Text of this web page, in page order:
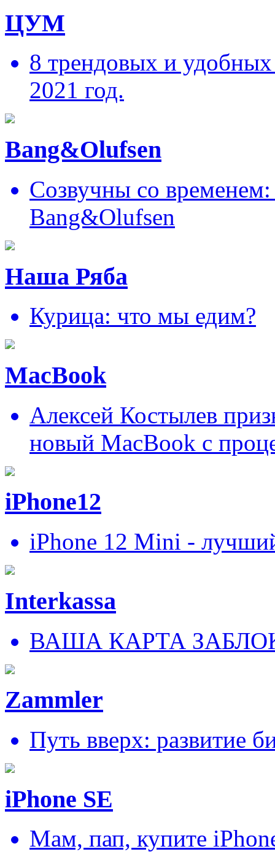
ЦУМ
8 трендовых и удобных
2021 год.
Bang&Olufsen
Созвучны со временем:
Bang&Olufsen
Наша Ряба
Курица: что мы едим?
MacBook
Алексей Костылев
новый MacBook c
iPhone12
iPhone 12 Mini -
Interkassa
ВАША КАРТА
Zammler
Путь вверх: развитие
iPhone SE
Мам, пап, купите